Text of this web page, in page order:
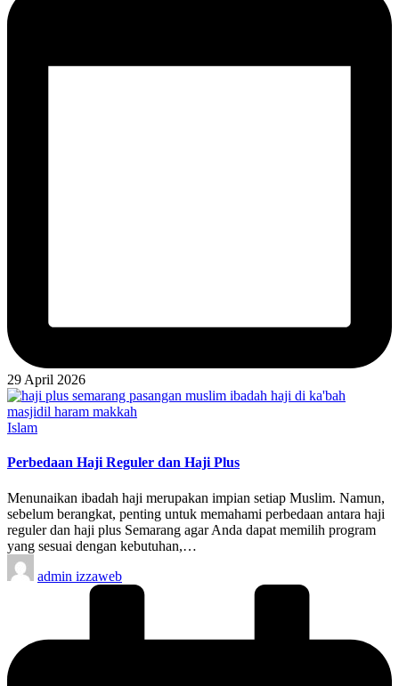
29 April 2026
Posted
Islam
Perbedaan Haji Reguler dan Haji Plus
Menunaikan ibadah haji merupakan impian setiap Muslim. Namun,
sebelum berangkat, penting untuk memahami perbedaan antara haji
reguler dan haji plus Semarang agar Anda dapat memilih program
yang sesuai dengan kebutuhan,…
Posted
by
admin izzaweb